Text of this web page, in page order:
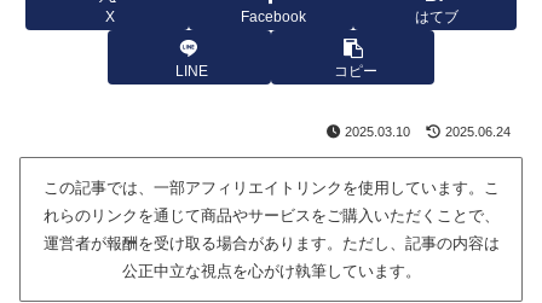
X Facebook はてブ
LINE コピー
2025.03.10 2025.06.24
この記事では、一部アフィリエイトリンクを使用しています。こ
れらのリンクを通じて商品やサービスをご購入いただくことで、
運営者が報酬を受け取る場合があります。ただし、記事の内容は
公正中立な視点を心がけ執筆しています。